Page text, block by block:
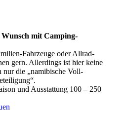
Land und Unterkünften trotzdem
und Puzzelei. Und
Unterkünfte, die gar nicht auf
Mehrwert unserer Beratung
der Unterkünfte, die am besten
Herbstferien und
Wunsch mit Camping-
Fahrzeuge oder Allrad-
gern. Allerdings ist hier keine
die „namibische Voll-
und Ausstattung 100 – 250